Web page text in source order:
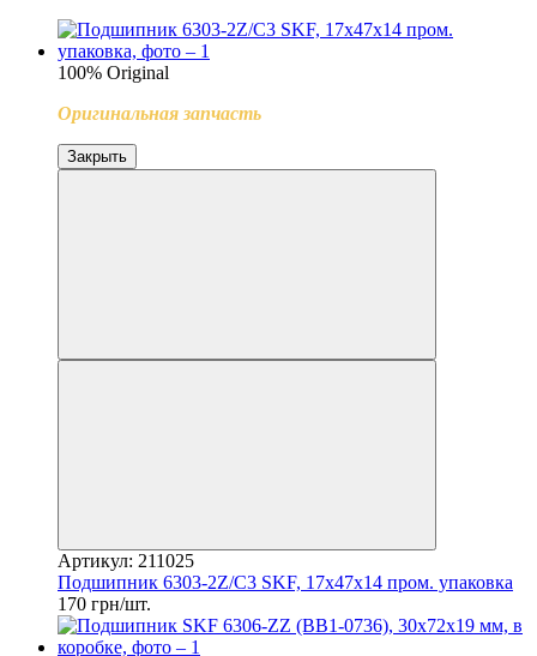
100% Original
Оригинальная запчасть
Закрыть
Артикул: 211025
Подшипник 6303-2Z/C3 SKF, 17x47x14 пром. упаковка
170 грн/шт.